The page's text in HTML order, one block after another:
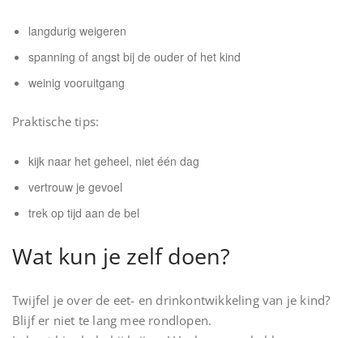
langdurig weigeren
spanning of angst bij de ouder of het kind
weinig vooruitgang
Praktische tips:
kijk naar het geheel, niet één dag
vertrouw je gevoel
trek op tijd aan de bel
Wat kun je zelf doen?
Twijfel je over de eet- en drinkontwikkeling van je kind?
Blijf er niet te lang mee rondlopen.